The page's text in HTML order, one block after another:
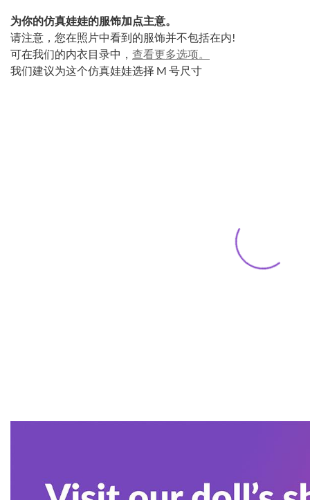
为你的仿真娃娃的服饰加点主意。
请注意，您在照片中看到的服饰并不包括在内!
可在我们的内衣目录中， 查看更多选项。
我们建议为这个仿真娃娃选择 M 号尺寸